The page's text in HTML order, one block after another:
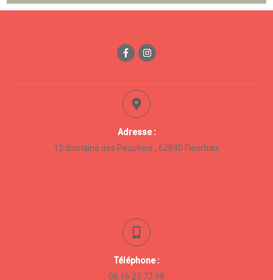
Adresse :
12 domaine des Peupliers , 62840 Fleurbaix
Téléphone :
06 16 23 72 98